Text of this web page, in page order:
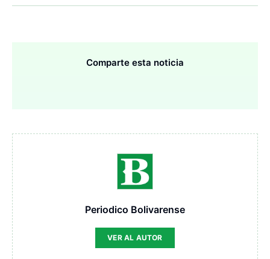
Comparte esta noticia
Periodico Bolivarense
VER AL AUTOR